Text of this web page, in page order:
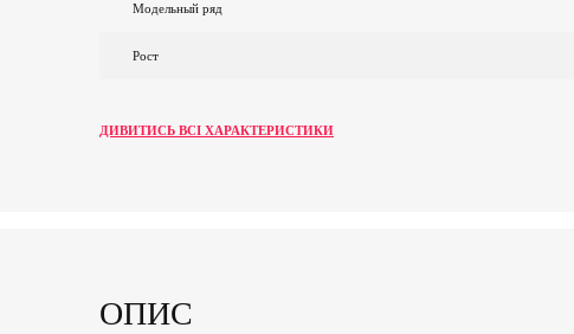
Модельный ряд
Рост
ДИВИТИСЬ ВСІ ХАРАКТЕРИСТИКИ
ОПИС